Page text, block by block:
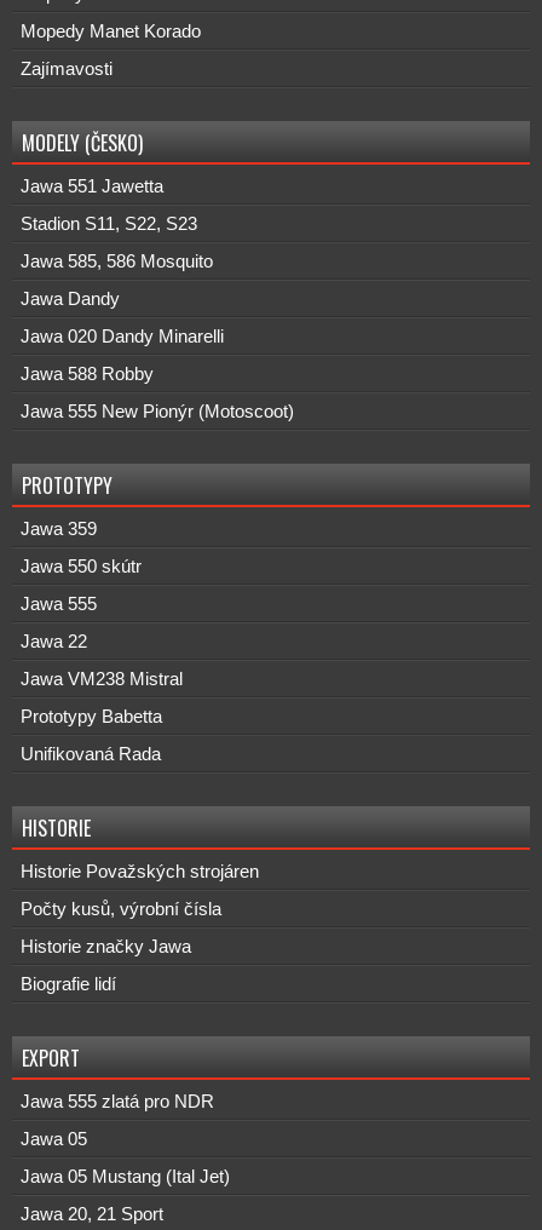
Mopedy Manet Korado
Zajímavosti
MODELY (ČESKO)
Jawa 551 Jawetta
Stadion S11, S22, S23
Jawa 585, 586 Mosquito
Jawa Dandy
Jawa 020 Dandy Minarelli
Jawa 588 Robby
Jawa 555 New Pionýr (Motoscoot)
PROTOTYPY
Jawa 359
Jawa 550 skútr
Jawa 555
Jawa 22
Jawa VM238 Mistral
Prototypy Babetta
Unifikovaná Rada
HISTORIE
Historie Považských strojáren
Počty kusů, výrobní čísla
Historie značky Jawa
Biografie lidí
EXPORT
Jawa 555 zlatá pro NDR
Jawa 05
Jawa 05 Mustang (Ital Jet)
Jawa 20, 21 Sport